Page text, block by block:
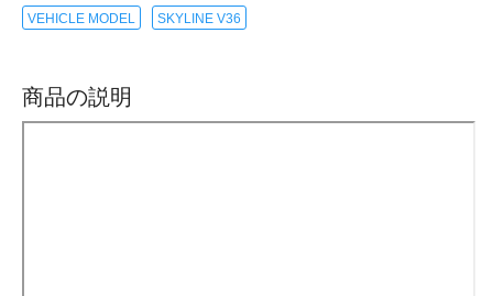
VEHICLE MODEL SKYLINE V36
商品の説明